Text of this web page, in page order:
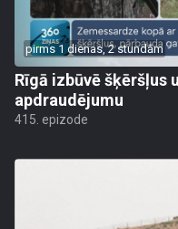
pirms 1 dienas, 2 stundām
Rīgā izbūvē šķēršļus
apdraudējumu
415. epizode